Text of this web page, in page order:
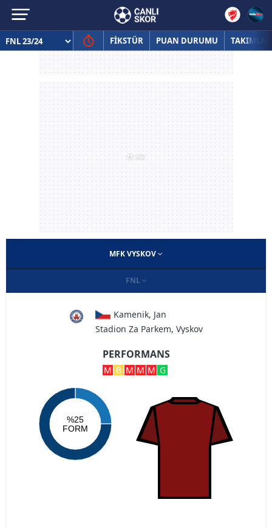
FİKSTÜR PUAN DURUMU TAKIMLAR
MFK VYSKOV
FNL
Kamenik, Jan
Stadion Za Parkem, Vyskov
PERFORMANS
M B M M M G
%25
FORM